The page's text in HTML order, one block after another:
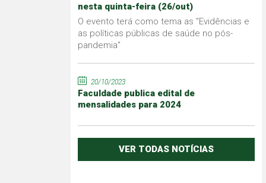
nesta quinta-feira (26/out)
O evento terá como tema as "Evidências e
as políticas públicas de saúde no pós-
pandemia"
20/10/2023
Faculdade publica edital de
mensalidades para 2024
VER TODAS NOTÍCIAS